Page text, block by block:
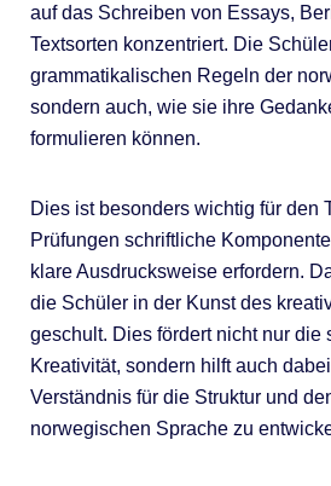
auf das Schreiben von Essays,
Textsorten konzentriert. Die
grammatikalischen Regeln der
sondern auch, wie sie ihre
formulieren können.
Dies ist besonders wichtig für den
Prüfungen schriftliche
klare Ausdrucksweise erfordern.
die Schüler in der Kunst des
geschult. Dies fördert nicht nur die
Kreativität, sondern hilft auch
Verständnis für die Struktur und
norwegischen Sprache zu